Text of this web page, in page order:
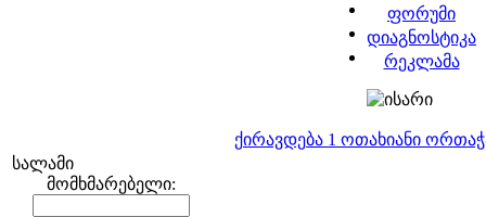
ფორუმი
დიაგნოსტიკა
რეკლამა
ქირავდება 1 ოთახიანი
სალამი
მომხმარებელი: